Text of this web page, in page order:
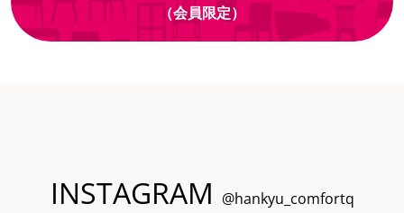
（会員限定）
INSTAGRAM @hankyu_comfortq